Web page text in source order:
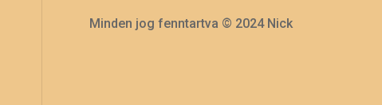
Minden jog fenntartva © 2024 Nick